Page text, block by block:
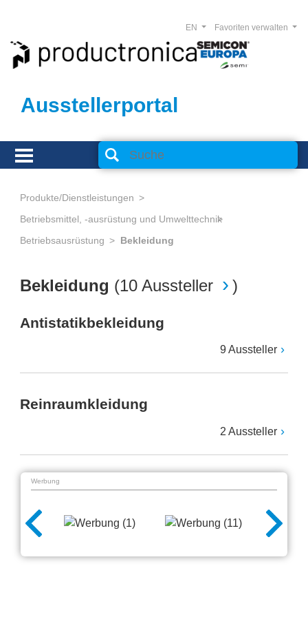
Ausstellerportal
Favoriten verwalten
EN
Produkte/Dienstleistungen
Betriebsmittel, -ausrüstung und Umwelttechnik
Betriebsausrüstung
Bekleidung
Bekleidung (10 Aussteller )
Antistatikbekleidung
9 Aussteller
Reinraumkleidung
2 Aussteller
Werbung